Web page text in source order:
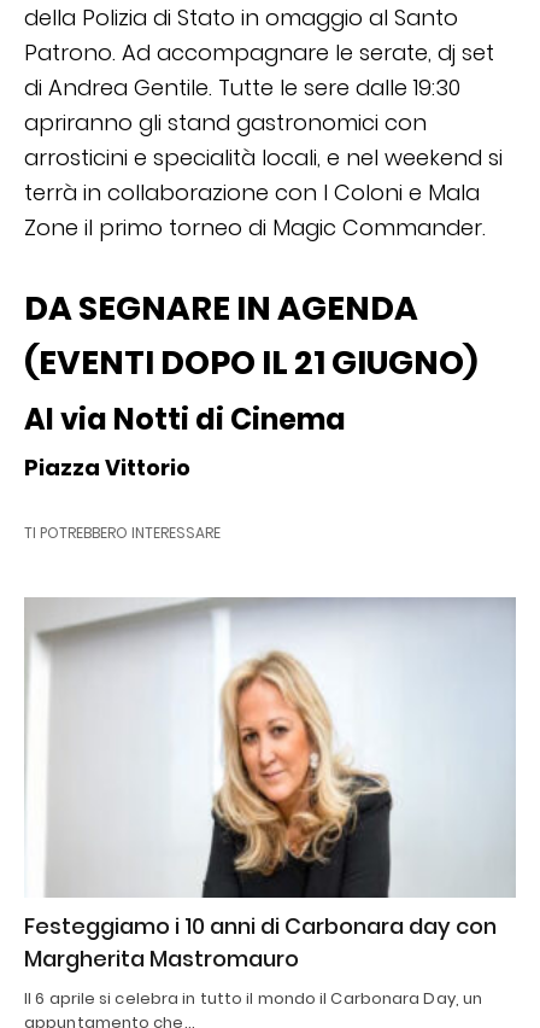
della Polizia di Stato in omaggio al Santo
Patrono. Ad accompagnare le serate, dj set
di Andrea Gentile. Tutte le sere dalle 19:30
apriranno gli stand gastronomici con
arrosticini e specialità locali, e nel weekend si
terrà in collaborazione con I Coloni e Mala
Zone il primo torneo di Magic Commander.
DA SEGNARE IN AGENDA
(EVENTI DOPO IL 21 GIUGNO)
Al via Notti di Cinema
Piazza Vittorio
TI POTREBBERO INTERESSARE
Festeggiamo i 10 anni di Carbonara day con
Margherita Mastromauro
Il 6 aprile si celebra in tutto il mondo il Carbonara Day, un
appuntamento che…